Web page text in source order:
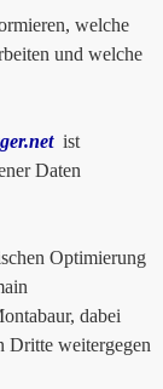
welche
und welche
ist
Daten
Optimierung
dabei
Dritte weitergegen